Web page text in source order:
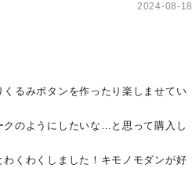
2024-08-18
るみボタンを作ったり楽しませてい
クのようにしたいな…と思って購入し
くわくしました！キモノモダンが好